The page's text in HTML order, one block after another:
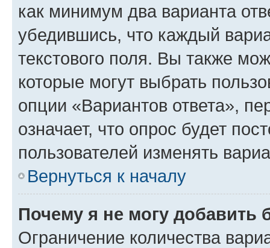
как минимум два варианта
убедившись, что каждый
текстового поля. Вы также
которые могут выбрать
опции «Вариантов ответа»,
означает, что опрос будет
пользователей изменять
Вернуться к началу
Почему я не могу добавить
Ограничение количества